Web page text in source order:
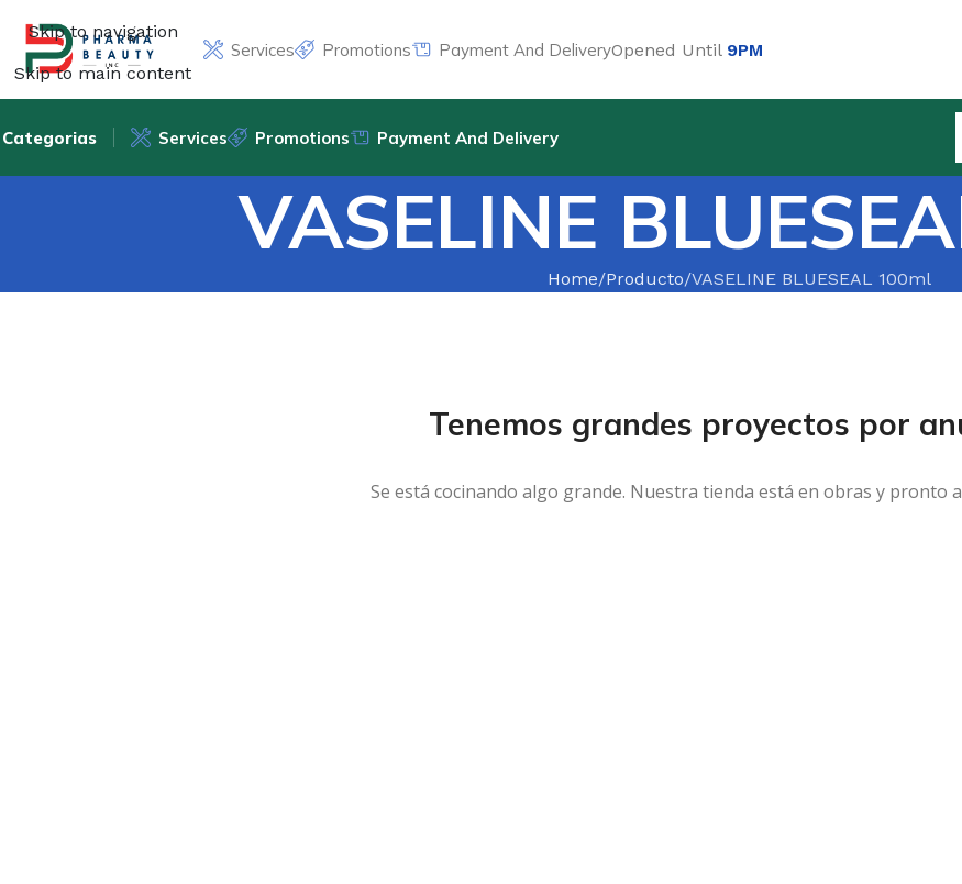
Skip to navigation
Skip to main content
Services Promotions Payment And DeliveryOpened Until 9PM
Categorias Services Promotions Payment And Delivery
VASELINE
Home Producto VASELINE BLUESEAL 100ml
Tenemos grandes proyectos por
Se está cocinando algo grande. Nuestra tienda está en obras y pronto